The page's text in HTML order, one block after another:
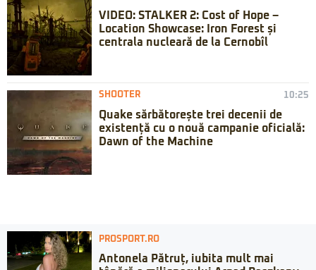
VIDEO: STALKER 2: Cost of Hope –
Location Showcase: Iron Forest și
centrala nucleară de la Cernobîl
SHOOTER 10:25
Quake sărbătorește trei decenii de
existență cu o nouă campanie oficială:
Dawn of the Machine
PROSPORT.RO
Antonela Pătruț, iubita mult mai